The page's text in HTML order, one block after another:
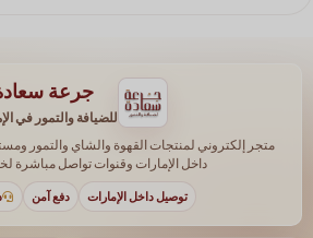
جرعة
للضيافة والتمور في
متجر إلكتروني لمنتجات القهوة والشاي والتمور
داخل الإمارات وقنوات تواصل مباشرة
توصيل داخل الإمارات دفع آمن